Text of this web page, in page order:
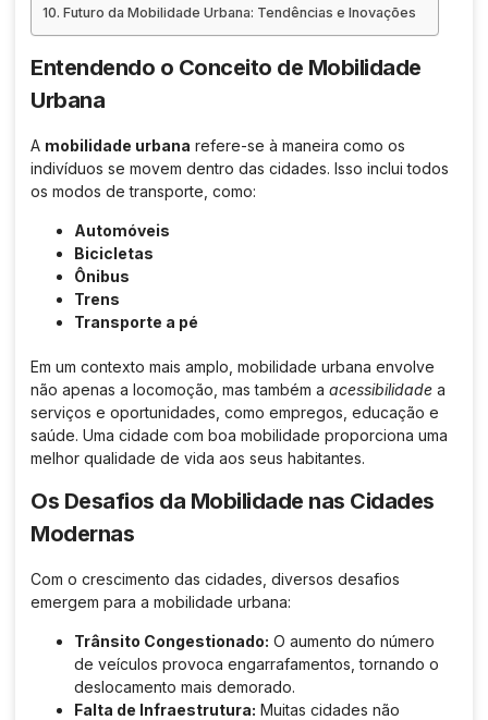
Futuro da Mobilidade Urbana: Tendências e Inovações
Entendendo o Conceito de Mobilidade
Urbana
A mobilidade urbana refere-se à maneira como os
indivíduos se movem dentro das cidades. Isso inclui todos
os modos de transporte, como:
Automóveis
Bicicletas
Ônibus
Trens
Transporte a pé
Em um contexto mais amplo, mobilidade urbana envolve
não apenas a locomoção, mas também a acessibilidade a
serviços e oportunidades, como empregos, educação e
saúde. Uma cidade com boa mobilidade proporciona uma
melhor qualidade de vida aos seus habitantes.
Os Desafios da Mobilidade nas Cidades
Modernas
Com o crescimento das cidades, diversos desafios
emergem para a mobilidade urbana:
Trânsito Congestionado: O aumento do número
de veículos provoca engarrafamentos, tornando o
deslocamento mais demorado.
Falta de Infraestrutura: Muitas cidades não